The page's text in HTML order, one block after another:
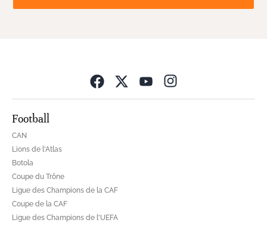
Football
CAN
Lions de l'Atlas
Botola
Coupe du Trône
Ligue des Champions de la CAF
Coupe de la CAF
Ligue des Champions de l'UEFA